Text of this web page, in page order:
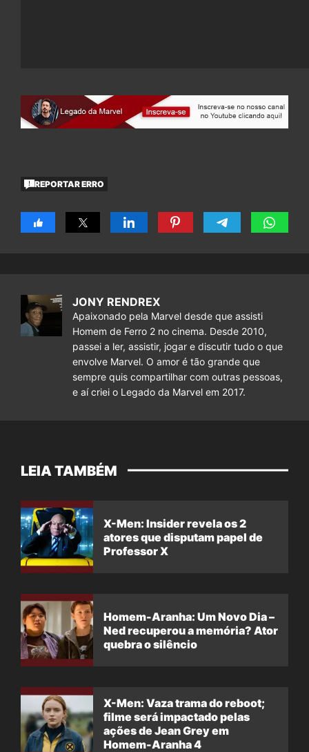
REPORTAR ERRO
JONY RENDREX
Apaixonado pela Marvel desde que assisti
Homem de Ferro 2 no cinema. Desde 2010,
passei a ler, assistir, jogar e discutir tudo o que
envolve Marvel. O amor é tão grande que
sempre quis compartilhar com outras pessoas,
e aí criei o Legado da Marvel em 2017.
LEIA TAMBÉM
X-Men: Insider revela os 2
atores que disputam papel de
Professor X
Homem-Aranha: Um Novo Dia –
Ned recuperou a memória? Ator
quebra o silêncio
X-Men: Vaza trama do reboot;
filme será impactado pelas
ações de Jean Grey em
Homem-Aranha 4